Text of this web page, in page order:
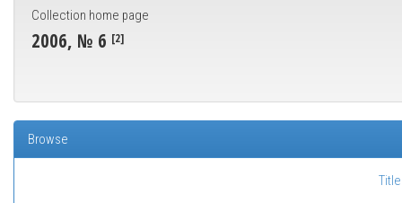
Collection home page
2006, № 6 [2]
Browse
Title